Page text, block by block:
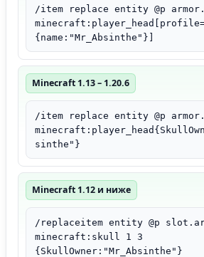
/item replace entity @p
{name:"Mr_Absinthe"}]
Minecraft 1.13 – 1.20.6
/item replace entity @p
sinthe"}
Minecraft 1.12 и ниже
/replaceitem entity @p
minecraft:skull 1 3
{SkullOwner:"Mr_Absinthe"}